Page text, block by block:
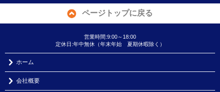
ページトップに戻る
営業時間:9:00～18:00
定休日:年中無休（年末年始 夏期休暇除く）
ホーム
会社概要